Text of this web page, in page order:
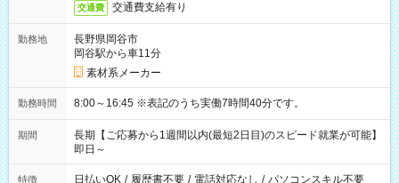
交通費 交通費支給有り
勤務地
長野県岡谷市
岡谷駅から車11分
素材系メーカー
勤務時間 8:00～16:45 ※表記のうち実働7時間40分です。
期間
長期【ご応募から1週間以内(最短2日目)のスピード就業が可能】
即日～
特徴 日払いOK / 履歴書不要 / 電話対応なし / パソコンスキル不要